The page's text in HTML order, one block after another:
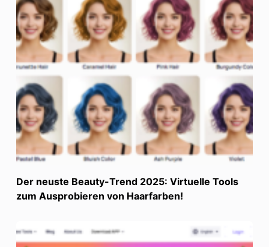
Der neuste Beauty-Trend 2025: Virtuelle Tools
zum Ausprobieren von Haarfarben!